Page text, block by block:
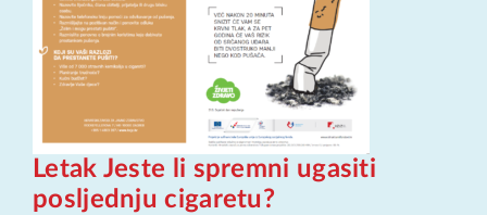
Letak Jeste li spremni ugasiti
posljednju cigaretu?